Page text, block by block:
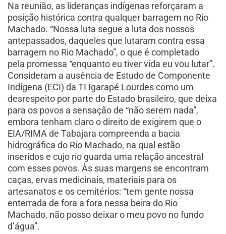
Na reunião, as lideranças indígenas reforçaram a
posição histórica contra qualquer barragem no Rio
Machado. “Nossa luta segue a luta dos nossos
antepassados, daqueles que lutaram contra essa
barragem no Rio Machado”, o que é completado
pela promessa “enquanto eu tiver vida eu vou lutar”.
Consideram a ausência de Estudo de Componente
Indígena (ECI) da TI Igarapé Lourdes como um
desrespeito por parte do Estado brasileiro, que deixa
para os povos a sensação de “não serem nada”,
embora tenham claro o direito de exigirem que o
EIA/RIMA de Tabajara compreenda a bacia
hidrográfica do Rio Machado, na qual estão
inseridos e cujo rio guarda uma relação ancestral
com esses povos. Às suas margens se encontram
caças, ervas medicinais, materiais para os
artesanatos e os cemitérios: “tem gente nossa
enterrada de fora a fora nessa beira do Rio
Machado, não posso deixar o meu povo no fundo
d’água”.